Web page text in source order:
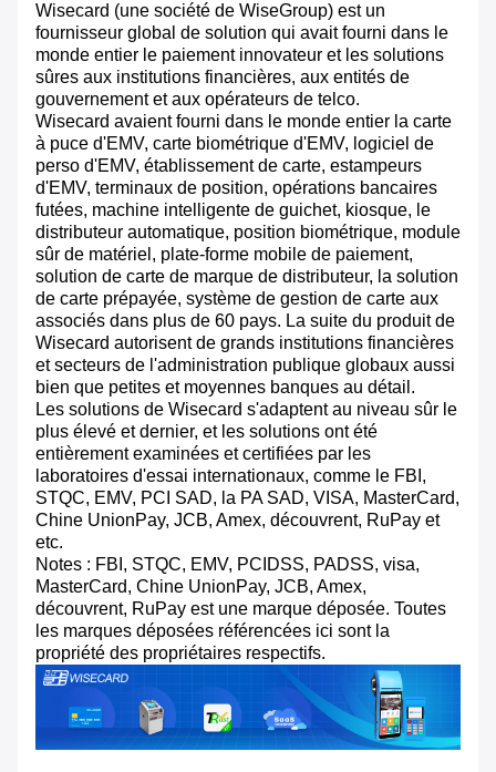
Wisecard (une société de WiseGroup) est un
fournisseur global de solution qui avait fourni dans le
monde entier le paiement innovateur et les solutions
sûres aux institutions financières, aux entités de
gouvernement et aux opérateurs de telco.
Wisecard avaient fourni dans le monde entier la carte
à puce d'EMV, carte biométrique d'EMV, logiciel de
perso d'EMV, établissement de carte, estampeurs
d'EMV, terminaux de position, opérations bancaires
futées, machine intelligente de guichet, kiosque, le
distributeur automatique, position biométrique, module
sûr de matériel, plate-forme mobile de paiement,
solution de carte de marque de distributeur, la solution
de carte prépayée, système de gestion de carte aux
associés dans plus de 60 pays. La suite du produit de
Wisecard autorisent de grands institutions financières
et secteurs de l'administration publique globaux aussi
bien que petites et moyennes banques au détail.
Les solutions de Wisecard s'adaptent au niveau sûr le
plus élevé et dernier, et les solutions ont été
entièrement examinées et certifiées par les
laboratoires d'essai internationaux, comme le FBI,
STQC, EMV, PCI SAD, la PA SAD, VISA, MasterCard,
Chine UnionPay, JCB, Amex, découvrent, RuPay et
etc.
Notes : FBI, STQC, EMV, PCIDSS, PADSS, visa,
MasterCard, Chine UnionPay, JCB, Amex,
découvrent, RuPay est une marque déposée. Toutes
les marques déposées référencées ici sont la
propriété des propriétaires respectifs.